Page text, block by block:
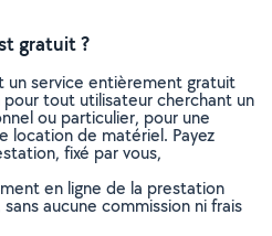
gratuit ?
un service entièrement gratuit
tout utilisateur cherchant un
ou particulier, pour une
location de matériel. Payez
fixé par vous,
en ligne de la prestation
aucune commission ni frais